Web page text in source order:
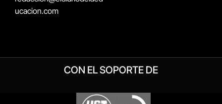
ucacion.com
CON EL SOPORTE DE